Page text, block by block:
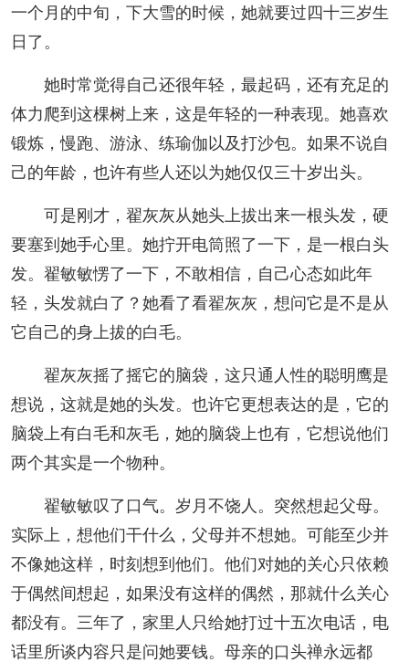
一个月的中旬，下大雪的时候，她就要过四十三岁生
日了。
她时常觉得自己还很年轻，最起码，还有充足的
体力爬到这棵树上来，这是年轻的一种表现。她喜欢
锻炼，慢跑、游泳、练瑜伽以及打沙包。如果不说自
己的年龄，也许有些人还以为她仅仅三十岁出头。
可是刚才，翟灰灰从她头上拔出来一根头发，硬
要塞到她手心里。她拧开电筒照了一下，是一根白头
发。翟敏敏愣了一下，不敢相信，自己心态如此年
轻，头发就白了？她看了看翟灰灰，想问它是不是从
它自己的身上拔的白毛。
翟灰灰摇了摇它的脑袋，这只通人性的聪明鹰是
想说，这就是她的头发。也许它更想表达的是，它的
脑袋上有白毛和灰毛，她的脑袋上也有，它想说他们
两个其实是一个物种。
翟敏敏叹了口气。岁月不饶人。突然想起父母。
实际上，想他们干什么，父母并不想她。可能至少并
不像她这样，时刻想到他们。他们对她的关心只依赖
于偶然间想起，如果没有这样的偶然，那就什么关心
都没有。三年了，家里人只给她打过十五次电话，电
话里所谈内容只是问她要钱。母亲的口头禅永远都